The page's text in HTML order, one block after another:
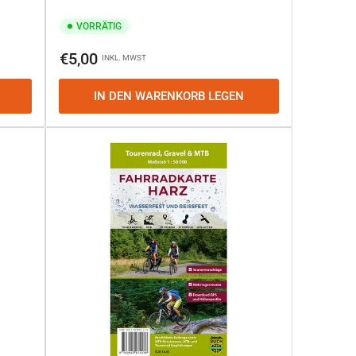
VORRÄTIG
Normaler
€5,00 INKL. MWST
IN DEN WARENKORB LEGEN